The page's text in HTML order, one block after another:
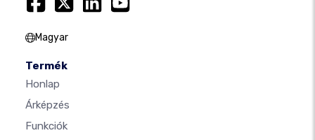
Magyar
Termék
Honlap
Árképzés
Funkciók